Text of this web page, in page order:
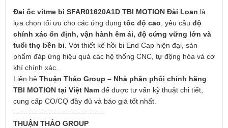
Đai ốc vitme bi SFAR01620A1D TBI MOTION Đài Loan là
lựa chọn tối ưu cho các ứng dụng tốc độ cao , yêu cầu độ
chính xác ổn định, vận hành êm ái, độ cứng vững lớn và
tuổi thọ bền bỉ . Với thiết kế hồi bi End Cap hiện đại, sản
phẩm đáp ứng hiệu quả các hệ thống CNC, tự động hóa và cơ
khí chính xác.
Liên hệ Thuận Thảo Group – Nhà phân phối chính hãng
TBI MOTION tại Việt Nam để được tư vấn kỹ thuật chi tiết,
cung cấp CO/CQ đầy đủ và báo giá tốt nhất.
------------------------------------
THUẬN THẢO GROUP